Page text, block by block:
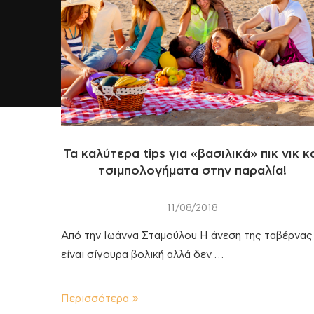
Τα καλύτερα tips για «βασιλικά» πικ νικ
τσιμπολογήματα στην παραλία!
11/08/2018
Από την Ιωάννα Σταμούλου Η άνεση της ταβέρνας
είναι σίγουρα βολική αλλά δεν …
Περισσότερα